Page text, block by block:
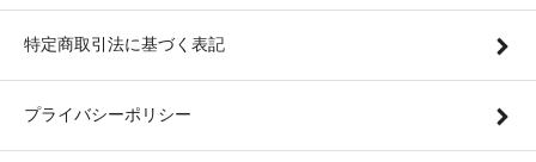
特定商取引法に基づく表記
プライバシーポリシー